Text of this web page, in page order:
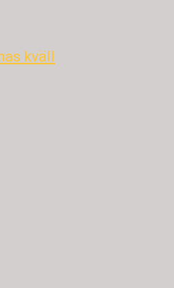
kväll